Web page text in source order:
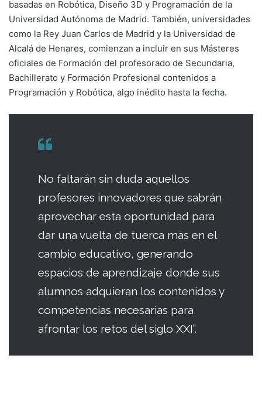
basadas en Robótica, Diseño 3D y Programación de la
Universidad Autónoma de Madrid. También, universidades
como la Rey Juan Carlos de Madrid y la Universidad de
Alcalá de Henares, comienzan a incluir en sus Másteres
oficiales de Formación del profesorado de Secundaria,
Bachillerato y Formación Profesional contenidos a
Programación y Robótica, algo inédito hasta la fecha.
No faltarán sin duda aquellos
profesores innovadores que sabrán
aprovechar esta oportunidad para
dar una vuelta de tuerca más en el
cambio educativo, generando
espacios de aprendizaje donde sus
alumnos adquieran los contenidos y
competencias necesarias para
afrontar los retos del siglo XXI”.